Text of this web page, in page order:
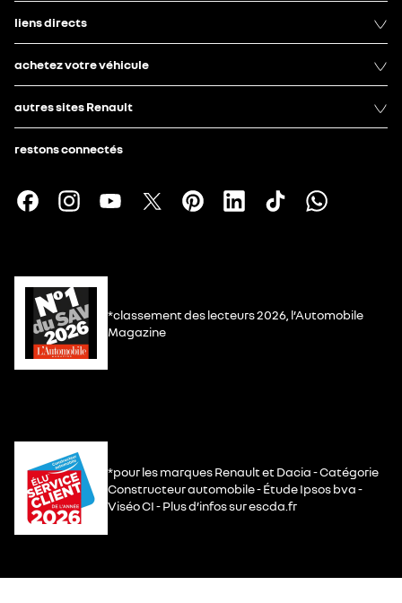
liens directs
achetez votre véhicule
autres sites Renault
restons connectés
*classement des lecteurs 2026, l’Automobile
Magazine
*pour les marques Renault et Dacia - Catégorie
Constructeur automobile - Étude Ipsos bva -
Viséo CI - Plus d’infos sur escda.fr